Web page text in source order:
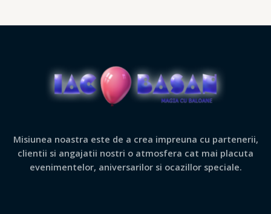
Misiunea noastra este de a crea impreuna cu partenerii,
clientii si angajatii nostri o atmosfera cat mai placuta
evenimentelor, aniversarilor si ocazillor speciale.